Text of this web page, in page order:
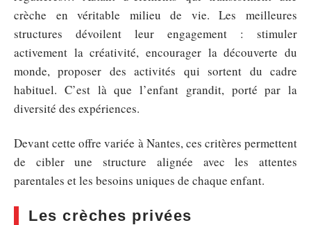
crèche en véritable milieu de vie. Les meilleures
structures dévoilent leur engagement : stimuler
activement la créativité, encourager la découverte du
monde, proposer des activités qui sortent du cadre
habituel. C’est là que l’enfant grandit, porté par la
diversité des expériences.
Devant cette offre variée à Nantes, ces critères permettent
de cibler une structure alignée avec les attentes
parentales et les besoins uniques de chaque enfant.
Les crèches privées